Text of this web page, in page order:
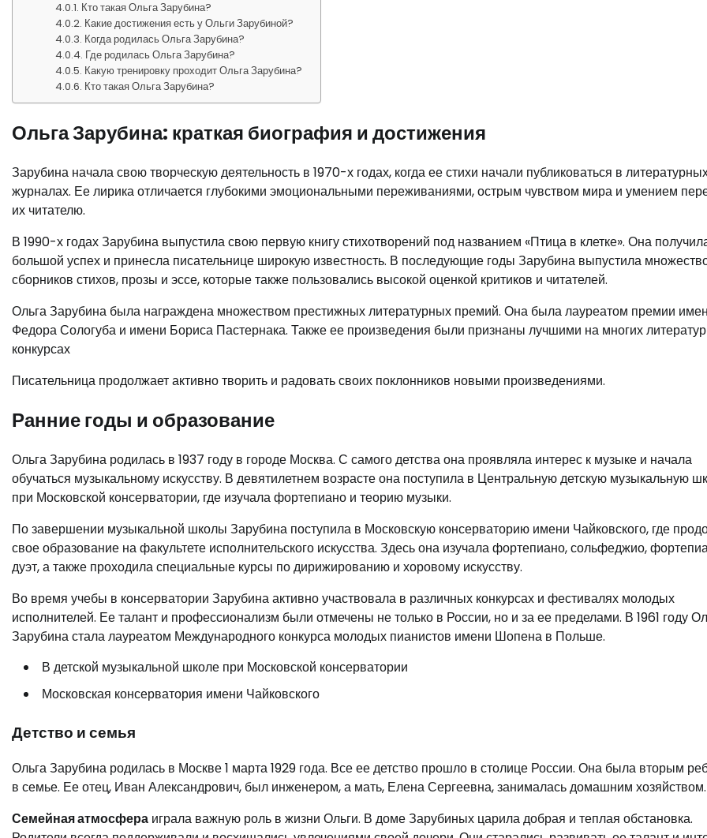
Кто такая Ольга Зарубина?
Какие достижения есть у Ольги Зарубиной?
Когда родилась Ольга Зарубина?
Где родилась Ольга Зарубина?
Какую тренировку проходит Ольга Зарубина?
Кто такая Ольга Зарубина?
Ольга Зарубина: краткая биография и достижения
Зарубина начала свою творческую деятельность в 1970-х годах, когда ее стихи начали публиковаться в
журналах. Ее лирика отличается глубокими эмоциональными переживаниями, острым чувством мира и умением
их читателю.
В 1990-х годах Зарубина выпустила свою первую книгу стихотворений под названием «Птица в клетке». Она
большой успех и принесла писательнице широкую известность. В последующие годы Зарубина выпустила
сборников стихов, прозы и эссе, которые также пользовались высокой оценкой критиков и читателей.
Ольга Зарубина была награждена множеством престижных литературных премий. Она была лауреатом премии
Федора Сологуба и имени Бориса Пастернака. Также ее произведения были признаны лучшими на многих
конкурсах
Писательница продолжает активно творить и радовать своих поклонников новыми произведениями.
Ранние годы и образование
Ольга Зарубина родилась в 1937 году в городе Москва. С самого детства она проявляла интерес к музыке и начала
обучаться музыкальному искусству. В девятилетнем возрасте она поступила в Центральную детскую музыкальную
при Московской консерватории, где изучала фортепиано и теорию музыки.
По завершении музыкальной школы Зарубина поступила в Московскую консерваторию имени Чайковского, где
свое образование на факультете исполнительского искусства. Здесь она изучала фортепиано, сольфеджио,
дуэт, а также проходила специальные курсы по дирижированию и хоровому искусству.
Во время учебы в консерватории Зарубина активно участвовала в различных конкурсах и фестивалях молодых
исполнителей. Ее талант и профессионализм были отмечены не только в России, но и за ее пределами. В 1961 году
Зарубина стала лауреатом Международного конкурса молодых пианистов имени Шопена в Польше.
В детской музыкальной школе при Московской консерватории
Московская консерватория имени Чайковского
Детство и семья
Ольга Зарубина родилась в Москве 1 марта 1929 года. Все ее детство прошло в столице России. Она была вторым
в семье. Ее отец, Иван Александрович, был инженером, а мать, Елена Сергеевна, занималась домашним хозяйством.
Семейная атмосфера играла важную роль в жизни Ольги. В доме Зарубиных царила добрая и теплая обстановка.